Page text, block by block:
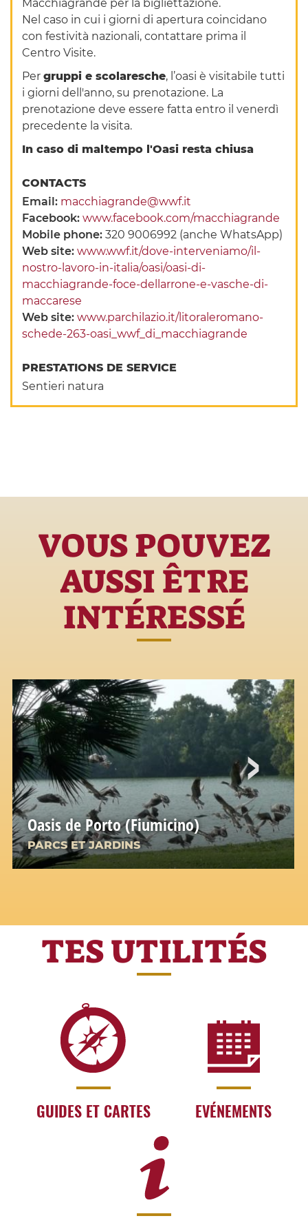
Macchiagrande per la bigliettazione.
Nel caso in cui i giorni di apertura coincidano
con festività nazionali, contattare prima il
Centro Visite.
Pergruppi e scolaresche, l’oasi è visitabile tutti
i giorni dell'anno, su prenotazione. La
prenotazione deve essere fatta entro il venerdì
precedente la visita.
In caso di maltempo l'Oasi resta chiusa
CONTACTS
Email: macchiagrande@wwf.it
Facebook:www.facebook.com/macchiagrande
Mobile phone:320 9006992 (anche WhatsApp)
Web site:www.wwf.it/dove-interveniamo/il-
nostro-lavoro-in-italia/oasi/oasi-di-
macchiagrande-foce-dellarrone-e-vasche-di-
maccarese
Web site:www.parchilazio.it/litoraleromano-
schede-263-oasi_wwf_di_macchiagrande
PRESTATIONS DE SERVICE
Sentieri natura
VOUS POUVEZ
AUSSI ÊTRE
INTÉRESSÉ
Oasis de Porto (Fiumicino)
PARCS ET JARDINS
TES UTILITÉS
GUIDES ET CARTES EVÉNEMENTS